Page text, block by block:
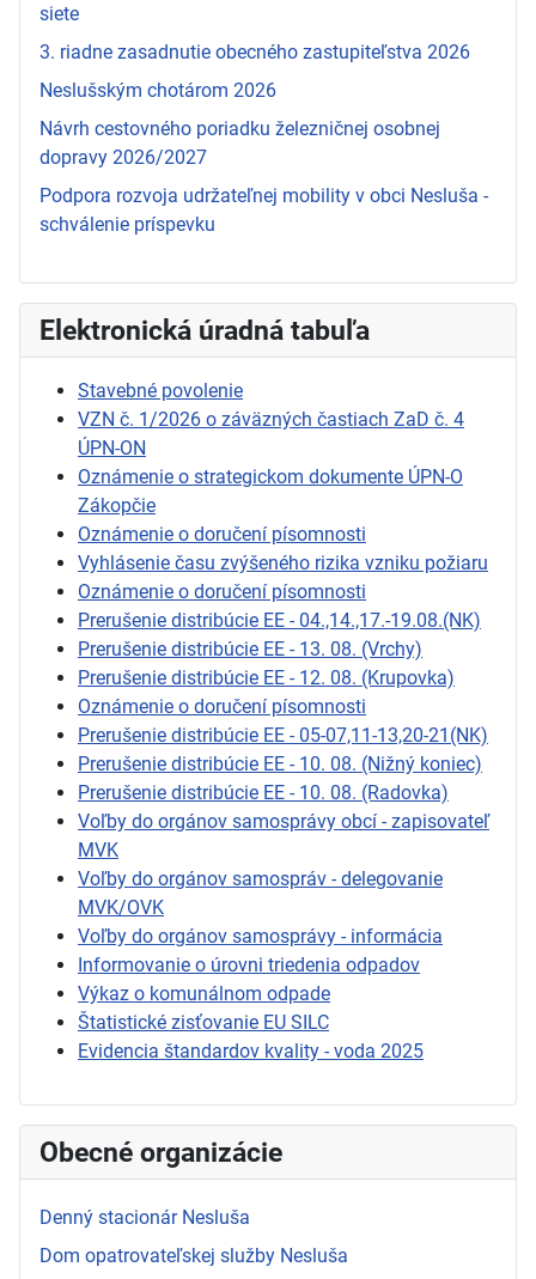
siete
3. riadne zasadnutie obecného zastupiteľstva 2026
Neslušským chotárom 2026
Návrh cestovného poriadku železničnej osobnej
dopravy 2026/2027
Podpora rozvoja udržateľnej mobility v obci Nesluša -
schválenie príspevku
Elektronická úradná tabuľa
Stavebné povolenie
VZN č. 1/2026 o záväzných častiach ZaD č. 4
ÚPN-ON
Oznámenie o strategickom dokumente ÚPN-O
Zákopčie
Oznámenie o doručení písomnosti
Vyhlásenie času zvýšeného rizika vzniku požiaru
Oznámenie o doručení písomnosti
Prerušenie distribúcie EE - 04.,14.,17.-19.08.(NK)
Prerušenie distribúcie EE - 13. 08. (Vrchy)
Prerušenie distribúcie EE - 12. 08. (Krupovka)
Oznámenie o doručení písomnosti
Prerušenie distribúcie EE - 05-07,11-13,20-21(NK)
Prerušenie distribúcie EE - 10. 08. (Nižný koniec)
Prerušenie distribúcie EE - 10. 08. (Radovka)
Voľby do orgánov samosprávy obcí - zapisovateľ
MVK
Voľby do orgánov samospráv - delegovanie
MVK/OVK
Voľby do orgánov samosprávy - informácia
Informovanie o úrovni triedenia odpadov
Výkaz o komunálnom odpade
Štatistické zisťovanie EU SILC
Evidencia štandardov kvality - voda 2025
Obecné organizácie
Denný stacionár Nesluša
Dom opatrovateľskej služby Nesluša